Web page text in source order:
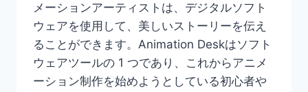
メーションアーティストは、デジタルソフト
ウェアを使用して、美しいストーリーを伝え
ることができます。Animation Deskはソフト
ウェアツールの 1 つであり、これからアニメ
ーション制作を始めようとしている初心者や